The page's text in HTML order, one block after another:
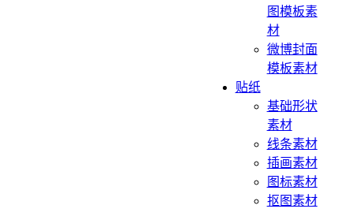
图模板素
材
微博封面
模板素材
贴纸
基础形状
素材
线条素材
插画素材
图标素材
抠图素材